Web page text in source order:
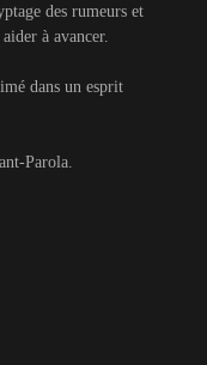
des rumeurs et
à avancer.
dans un esprit
Parola.